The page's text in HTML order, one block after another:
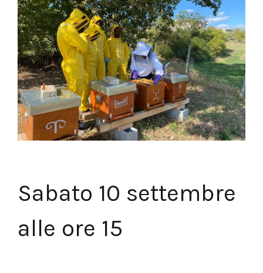
Sabato 10 settembre
alle ore 15